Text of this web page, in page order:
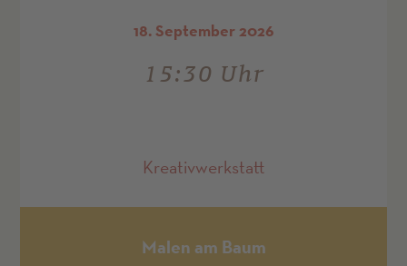
18. September 2026
15:30 Uhr
Kreativwerkstatt
Malen am Baum